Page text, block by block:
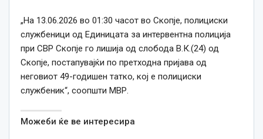
„На 13.06.2026 во 01:30 часот во Скопје, полициски
службеници од Единицата за интервентна полиција
при СВР Скопје го лишија од слобода В.К.(24) од
Скопје, постапувајќи по претходна пријава од
неговиот 49-годишен татко, кој е полициски
службеник“, соопшти МВР.
Можеби ќе ве интересира